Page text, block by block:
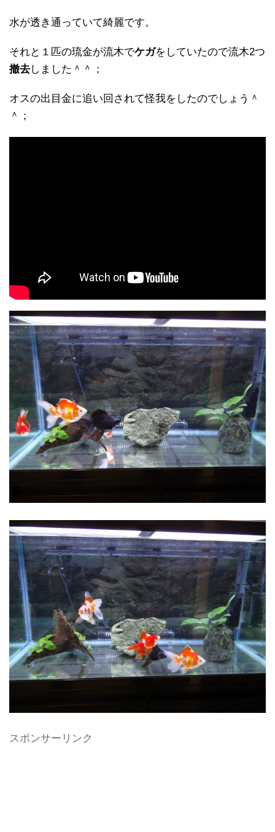
水が透き通っていて綺麗です。
それと１匹の琉金が流木でケガをしていたので流木2つ
撤去しました＾＾；
オスの出目金に追い回されて怪我をしたのでしょう＾
＾；
スポンサーリンク